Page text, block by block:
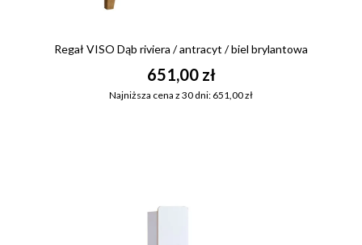
Regał VISO Dąb riviera / antracyt / biel brylantowa
651,00 zł
Najniższa cena z 30 dni: 651,00 zł